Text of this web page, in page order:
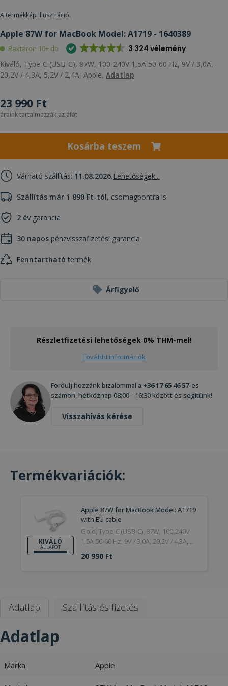
A termékkép illusztráció.
Apple 87W for MacBook Model: A1719 - 1640389
Raktáron 10+ db 3 324 vélemény
Kiváló, Type-C (USB-C), 87W, 100-240V 1,5A 50-60 Hz, 9V / 3,0A,
20,2V / 4,3A, 5,2V / 2,4A, Apple, Adatlap
23 990 Ft
áraink tartalmazzák az áfát
Kosárba teszem
Várható szállítás: 11.08.2026.Lehetőségek...
Szállítás már 1 890 Ft-tól, csomagpontra is
2 évgarancia
30 napos pénzvisszafizetési garancia
Fenntartható termék
Árfigyelő
Részletfizetési lehetőségek 0% THM-mel!
További információk
Fordulj hozzánk bizalommal a +36 17 65 46 57-es
számon, hétköznap 08:00 - 16:30 között és segítünk!
Visszahívás kérése
Termékvariációk:
KIVÁLÓ
ÁLLAPOT
Apple 87W for MacBook Model: A1719
with EU cable
Gold, Type-C (USB-C), 87W, 100-240V
1,5A 50-60 Hz, 9V / 3,0A, 20,2V / 4,3A,
20 990 Ft
Adatlap Szállítás és fizetés
Adatlap
Márka Apple